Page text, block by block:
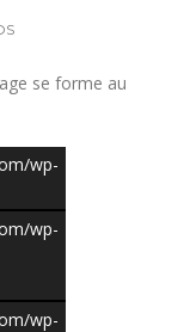
se forme au
wp-
wp-
wp-